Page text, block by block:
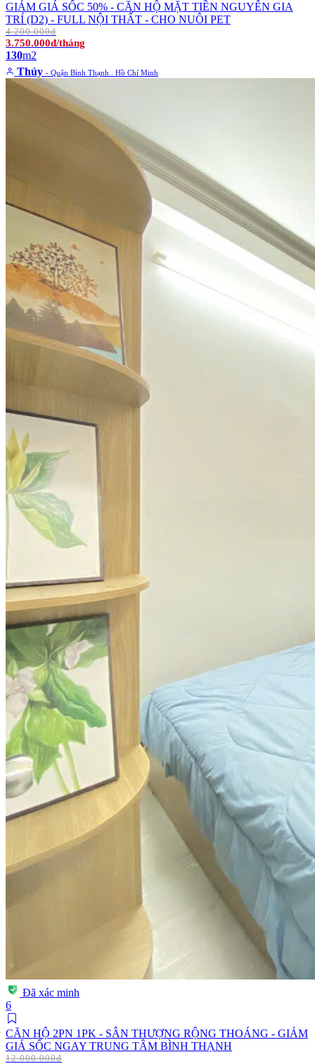
GIẢM GIÁ SỐC 50% - CĂN HỘ MẶT TIỀN NGUYỄN GIA
TRÍ (D2) - FULL NỘI THẤT - CHO NUÔI PET
4.200.000đ
3.750.000đ/tháng
130m2
Thủy - Quận Bình Thạnh . Hồ Chí Minh
Đã xác minh
6
CĂN HỘ 2PN 1PK - SÂN THƯỢNG RỘNG THOÁNG - GIẢM
GIÁ SỐC NGAY TRUNG TÂM BÌNH THẠNH
12.000.000đ